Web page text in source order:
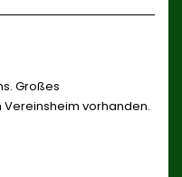
Großes
vorhanden.